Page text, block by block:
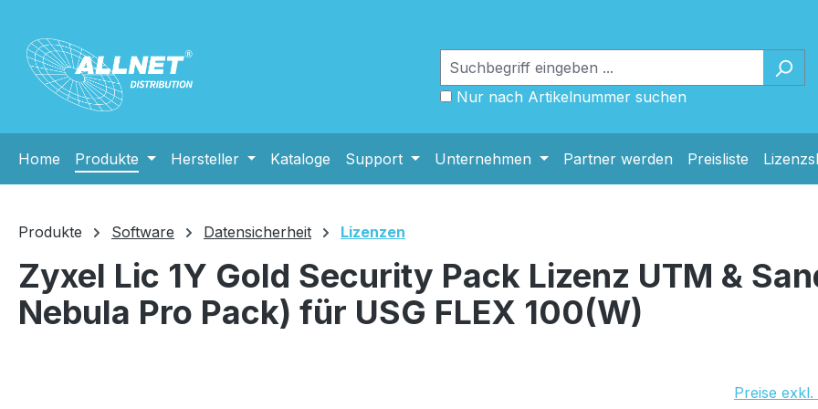
Nur nach Artikelnummer suchen
Home Produkte Hersteller Kataloge Support Unternehmen Partner werden Preisliste
Produkte Software Datensicherheit Lizenzen
Zyxel Lic 1Y Gold Security Pack Lizenz UTM &
Nebula Pro Pack) für USG FLEX 100(W)
UVP Netto:
Preise